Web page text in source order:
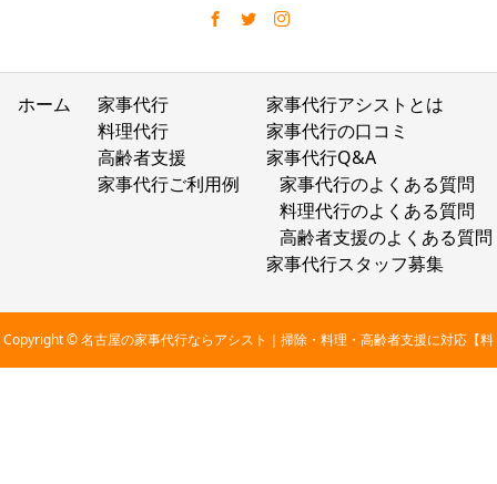
ホーム
家事代行
料理代行
高齢者支援
家事代行ご利用例
家事代行アシストとは
家事代行の口コミ
家事代行Q&A
家事代行のよくある質問
料理代行のよくある質問
高齢者支援のよくある質問
家事代行スタッフ募集
Copyright © 名古屋の家事代行ならアシスト｜掃除・料理・高齢者支援に対応【料